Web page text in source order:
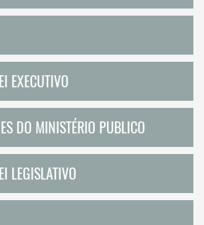
EXECUTIVO
DO MINISTÉRIO PUBLICO
LEGISLATIVO